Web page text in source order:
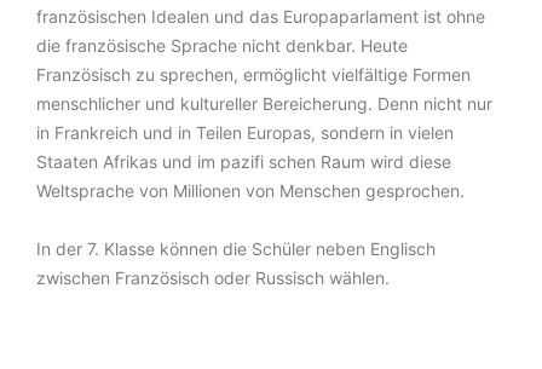
französischen Idealen und das Europaparlament ist ohne
die französische Sprache nicht denkbar. Heute
Französisch zu sprechen, ermöglicht vielfältige Formen
menschlicher und kultureller Bereicherung. Denn nicht nur
in Frankreich und in Teilen Europas, sondern in vielen
Staaten Afrikas und im pazifi schen Raum wird diese
Weltsprache von Millionen von Menschen gesprochen.
In der 7. Klasse können die Schüler neben Englisch
zwischen Französisch oder Russisch wählen.